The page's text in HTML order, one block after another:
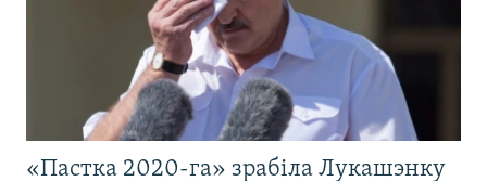
«Пастка 2020-га» зрабіла Лукашэнку